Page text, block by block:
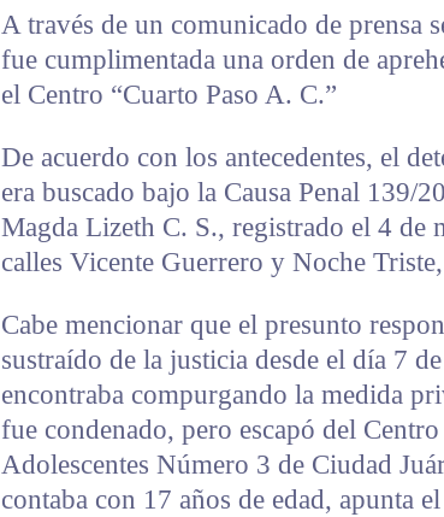
A través de un comunicado de prensa
fue cumplimentada una orden de
el Centro “Cuarto Paso A. C.”
De acuerdo con los antecedentes, el
era buscado bajo la Causa Penal 139/
Magda Lizeth C. S., registrado el 4 de
calles Vicente Guerrero y Noche
Cabe mencionar que el presunto
sustraído de la justicia desde el día 7
encontraba compurgando la medida
fue condenado, pero escapó del
Adolescentes Número 3 de Ciudad
contaba con 17 años de edad, apunta